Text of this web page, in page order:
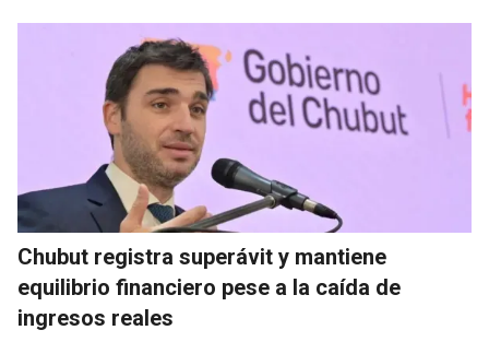
Chubut registra superávit y mantiene
equilibrio financiero pese a la caída de
ingresos reales